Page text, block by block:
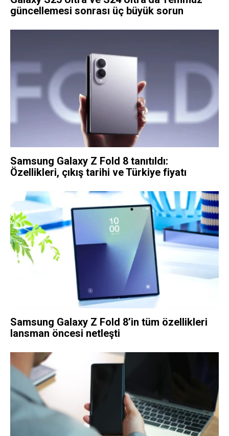
güncellemesi sonrası üç büyük sorun
Samsung Galaxy Z Fold 8 tanıtıldı:
Özellikleri, çıkış tarihi ve Türkiye fiyatı
Samsung Galaxy Z Fold 8’in tüm özellikleri
lansman öncesi netleşti